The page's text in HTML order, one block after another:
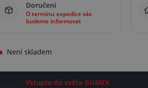
Doručení
O termínu expedice vás
budeme informovat
Není skladem
Vstupte do světa GUMEX